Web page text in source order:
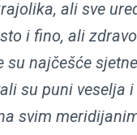
ali sve
i fino, ali
su najčešće
su puni veselja i
svim